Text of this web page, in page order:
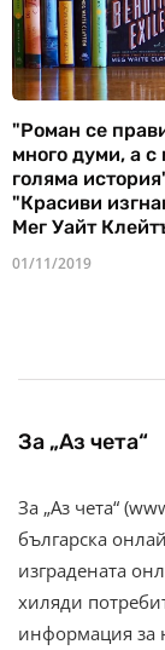
"Роман се
много думи, а с
голяма
"Красиви
Мег Уайт
01/11/2019
За „Аз чета“
За „Аз чета“
българска
изградената
хиляди
информация за